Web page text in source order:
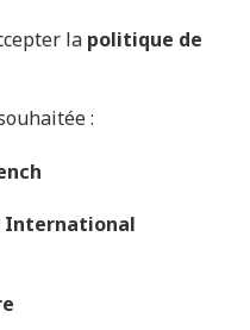
la politique de
:
International